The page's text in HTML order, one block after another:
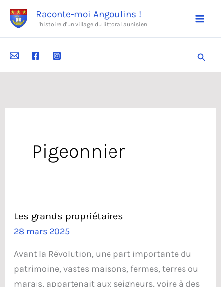
Aller
contenu
Raconte-moi Angoulins !
L'histoire d'un village du littoral aunisien
Pigeonnier
Les grands propriétaires
28 mars 2025
Avant la Révolution, une part importante du
patrimoine, vastes maisons, fermes, terres ou
marais, appartenait aux seigneurs, voire à des